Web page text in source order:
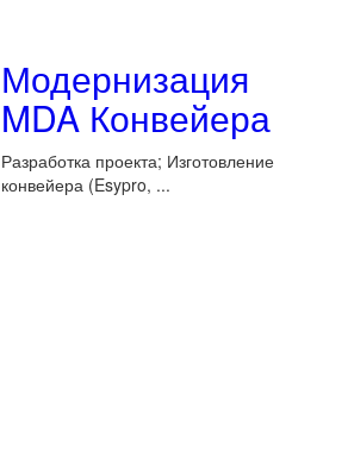
Модернизация
MDA Конвейера
Разработка проекта; Изготовление
конвейера (Esypro, ...